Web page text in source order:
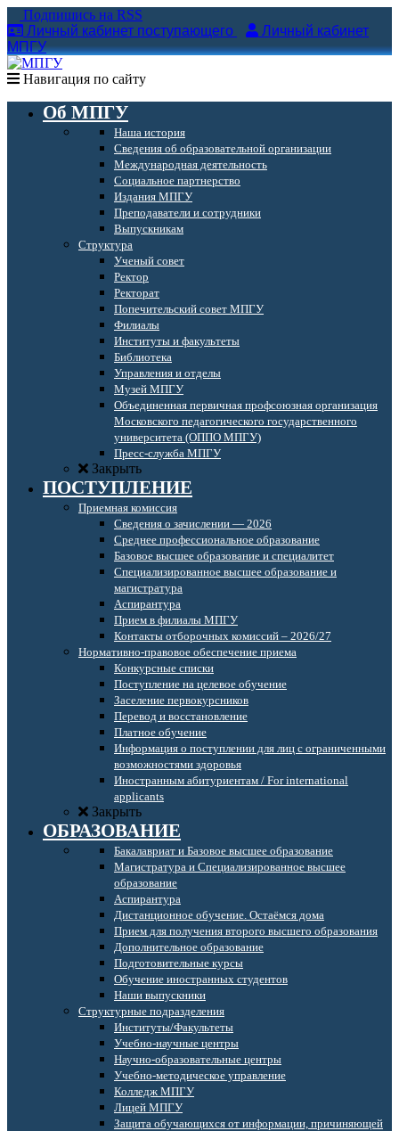
Подпишись на RSS
Личный кабинет поступающего
Личный кабинет
МПГУ
Навигация по сайту
Об МПГУ
Наша история
Сведения об образовательной организации
Международная деятельность
Социальное партнерство
Издания МПГУ
Преподаватели и сотрудники
Выпускникам
Структура
Ученый совет
Ректор
Ректорат
Попечительский совет МПГУ
Филиалы
Институты и факультеты
Библиотека
Управления и отделы
Музей МПГУ
Объединенная первичная профсоюзная организация
Московского педагогического государственного
университета (ОППО МПГУ)
Пресс-служба МПГУ
Закрыть
ПОСТУПЛЕНИЕ
Приемная комиссия
Сведения о зачислении — 2026
Среднее профессиональное образование
Базовое высшее образование и специалитет
Специализированное высшее образование и
магистратура
Аспирантура
Прием в филиалы МПГУ
Контакты отборочных комиссий – 2026/27
Нормативно-правовое обеспечение приема
Конкурсные списки
Поступление на целевое обучение
Заселение первокурсников
Перевод и восстановление
Платное обучение
Информация о поступлении для лиц с ограниченными
возможностями здоровья
Иностранным абитуриентам / For international
applicants
Закрыть
ОБРАЗОВАНИЕ
Бакалавриат и Базовое высшее образование
Магистратура и Специализированное высшее
образование
Аспирантура
Дистанционное обучение. Остаёмся дома
Прием для получения второго высшего образования
Дополнительное образование
Подготовительные курсы
Обучение иностранных студентов
Наши выпускники
Структурные подразделения
Институты/Факультеты
Учебно-научные центры
Научно-образовательные центры
Учебно-методическое управление
Колледж МПГУ
Лицей МПГУ
Защита обучающихся от информации, причиняющей